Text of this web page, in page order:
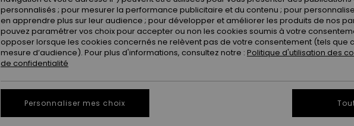
personnalisés ; pour mesurer la performance publicitaire et du contenu ; pour
en apprendre plus sur leur audience ; pour développer et améliorer les produits de nos
pouvez paramétrer vos choix pour accepter ou non les cookies soumis à votre
opposer lorsque les cookies concernés ne relèvent pas de votre consentement (tels que
mesure d’audience). Pour plus d'informations, consultez notre : Politique d'utilisation des
de confidentialité
Personnaliser mes choix